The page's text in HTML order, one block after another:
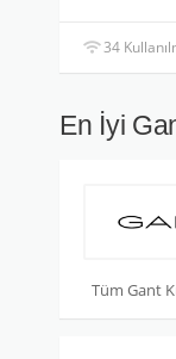
34
En İyi
Tüm Gant